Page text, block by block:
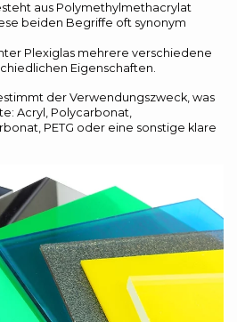
aus Polymethylmethacrylat
beiden Begriffe oft synonym
Plexiglas mehrere verschiedene
Eigenschaften.
der Verwendungszweck, was
Acryl, Polycarbonat,
PETG oder eine sonstige klare